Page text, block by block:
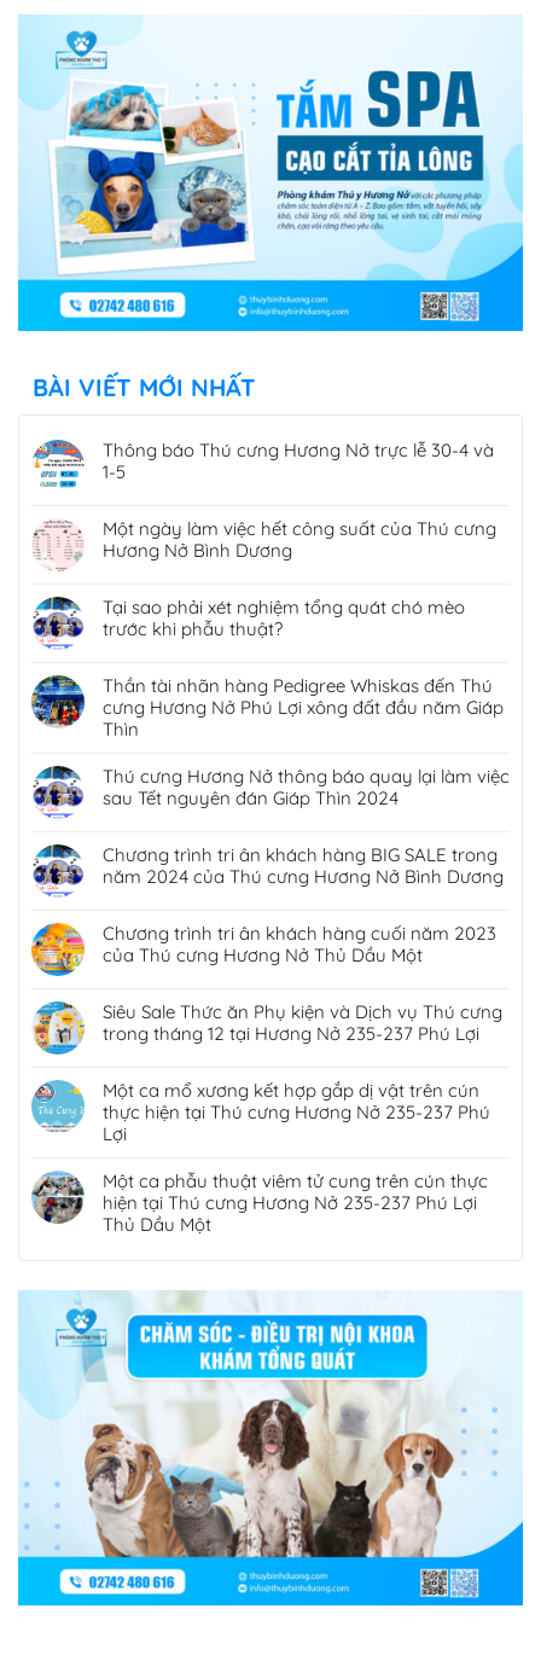
BÀI VIẾT MỚI NHẤT
Thông báo Thú cưng Hương Nở trực lễ 30-4 và
1-5
Một ngày làm việc hết công suất của Thú cưng
Hương Nở Bình Dương
trước khi phẫu thuật?
cưng Hương Nở Phú Lợi xông đất đầu năm Giáp
Thìn
Thú cưng Hương Nở thông báo quay lại làm việc
sau Tết nguyên đán Giáp Thìn 2024
Chương trình tri ân khách hàng BIG SALE trong
năm 2024 của Thú cưng Hương Nở Bình Dương
Chương trình tri ân khách hàng cuối năm 2023
của Thú cưng Hương Nở Thủ Dầu Một
trong tháng 12 tại Hương Nở 235-237 Phú Lợi
thực hiện tại Thú cưng Hương Nở 235-237 Phú
Lợi
Một ca phẫu thuật viêm tử cung trên cún thực
hiện tại Thú cưng Hương Nở 235-237 Phú Lợi
Thủ Dầu Một
VỀ CHÚNG TÔI
THÔNG TIN LIÊN HỆ